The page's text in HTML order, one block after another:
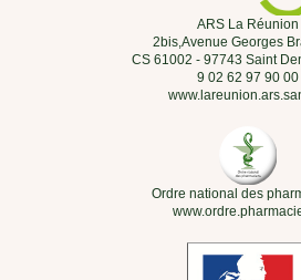
ARS La Réunion
2bis,Avenue Georges
CS 61002 - 97743 Saint
9 02 62 97 90 00
Ordre national des